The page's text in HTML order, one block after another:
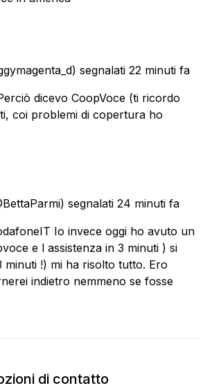
segnalati 22 minuti fa
dicevo CoopVoce (ti ricordo
coi problemi di copertura ho
segnalati 24 minuti fa
Io invece oggi ho avuto un
e l assistenza in 3 minuti ) si
!) mi ha risolto tutto. Ero
indietro nemmeno se fosse
di contatto